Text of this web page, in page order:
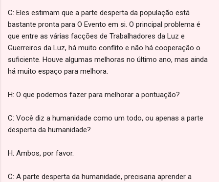
C: Eles estimam que a parte desperta da população está
bastante pronta para O Evento em si. O principal problema é
que entre as várias facções de Trabalhadores da Luz e
Guerreiros da Luz, há muito conflito e não há cooperação o
suficiente. Houve algumas melhoras no último ano, mas ainda
há muito espaço para melhora.
H: O que podemos fazer para melhorar a pontuação?
C: Você diz a humanidade como um todo, ou apenas a parte
desperta da humanidade?
H: Ambos, por favor.
C: A parte desperta da humanidade, precisaria aprender a